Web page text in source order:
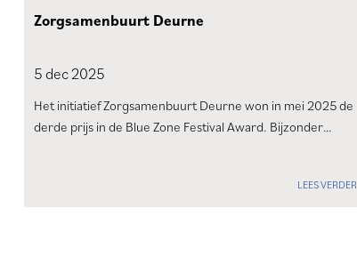
Zorgsamenbuurt Deurne
5 dec2025
Het initiatief Zorgsamenbuurt Deurne won in mei 2025 de
derde prijs in de Blue Zone Festival Award. Bijzonder…
LEES VERDER